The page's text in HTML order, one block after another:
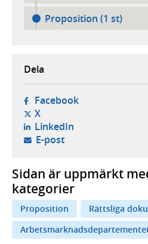
Proposition (1 st)
Dela
Facebook- öppnas i ny
X- öppnas i ny flik,
LinkedIn- öppnas i ny
E-post- öppnar din e-
Sidan är uppmärkt
kategorier
Proposition
Rättsliga